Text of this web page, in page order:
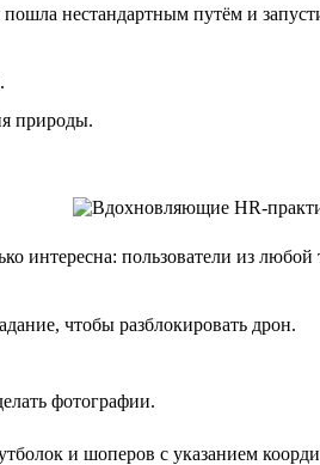
нестандартным путём и
природы.
интересна: пользователи из
чтобы разблокировать дрон.
фотографии.
и шоперов с указанием